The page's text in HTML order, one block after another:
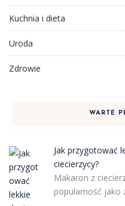
Kuchnia i dieta
Uroda
Zdrowie
WARTE
Jak przygotować
ciecierzycy?
Makaron z
popularność jako